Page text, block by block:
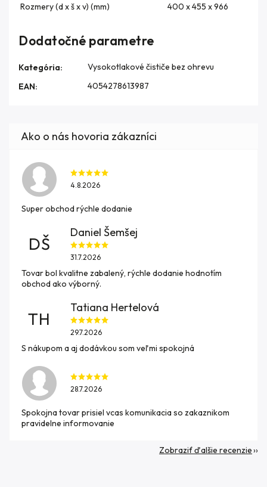
Rozmery (d x š x v) (mm)
400 x 455 x 966
Dodatočné parametre
Kategória:
Vysokotlakové čističe bez ohrevu
EAN: 4054278613987
4.8.2026
Super obchod rýchle dodanie
DŠ
Daniel Šemšej
31.7.2026
Tovar bol kvalitne zabalený, rýchle dodanie hodnotím
obchod ako výborný.
TH
Tatiana Hertelová
29.7.2026
S nákupom a aj dodávkou som veľmi spokojná
28.7.2026
Spokojna tovar prisiel vcas komunikacia so zakaznikom
pravidelne informovanie
Zobraziť ďalšie recenzie